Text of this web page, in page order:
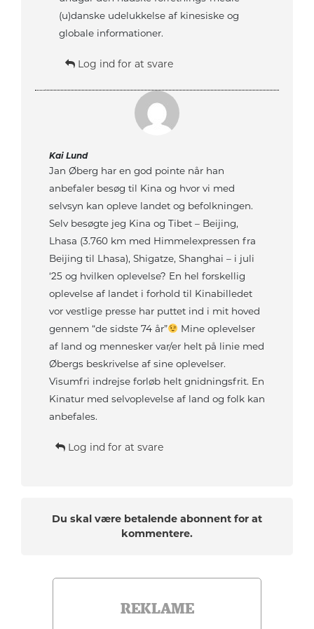
(u)danske udelukkelse af kinesiske og
globale informationer.
Log ind for at svare
Kai Lund
Jan Øberg har en god pointe når han
anbefaler besøg til Kina og hvor vi med
selvsyn kan opleve landet og befolkningen.
Selv besøgte jeg Kina og Tibet – Beijing,
Lhasa (3.760 km med Himmelexpressen fra
Beijing til Lhasa), Shigatze, Shanghai – i juli
‘25 og hvilken oplevelse? En hel forskellig
oplevelse af landet i forhold til Kinabilledet
vor vestlige presse har puttet ind i mit hoved
gennem “de sidste 74 år”
Mine oplevelser
af land og mennesker var/er helt på linie med
Øbergs beskrivelse af sine oplevelser.
Visumfri indrejse forløb helt gnidningsfrit. En
Kinatur med selvoplevelse af land og folk kan
anbefales.
Log ind for at svare
Du skal være betalende abonnent for at
kommentere.
REKLAME